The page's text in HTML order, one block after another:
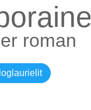
roman